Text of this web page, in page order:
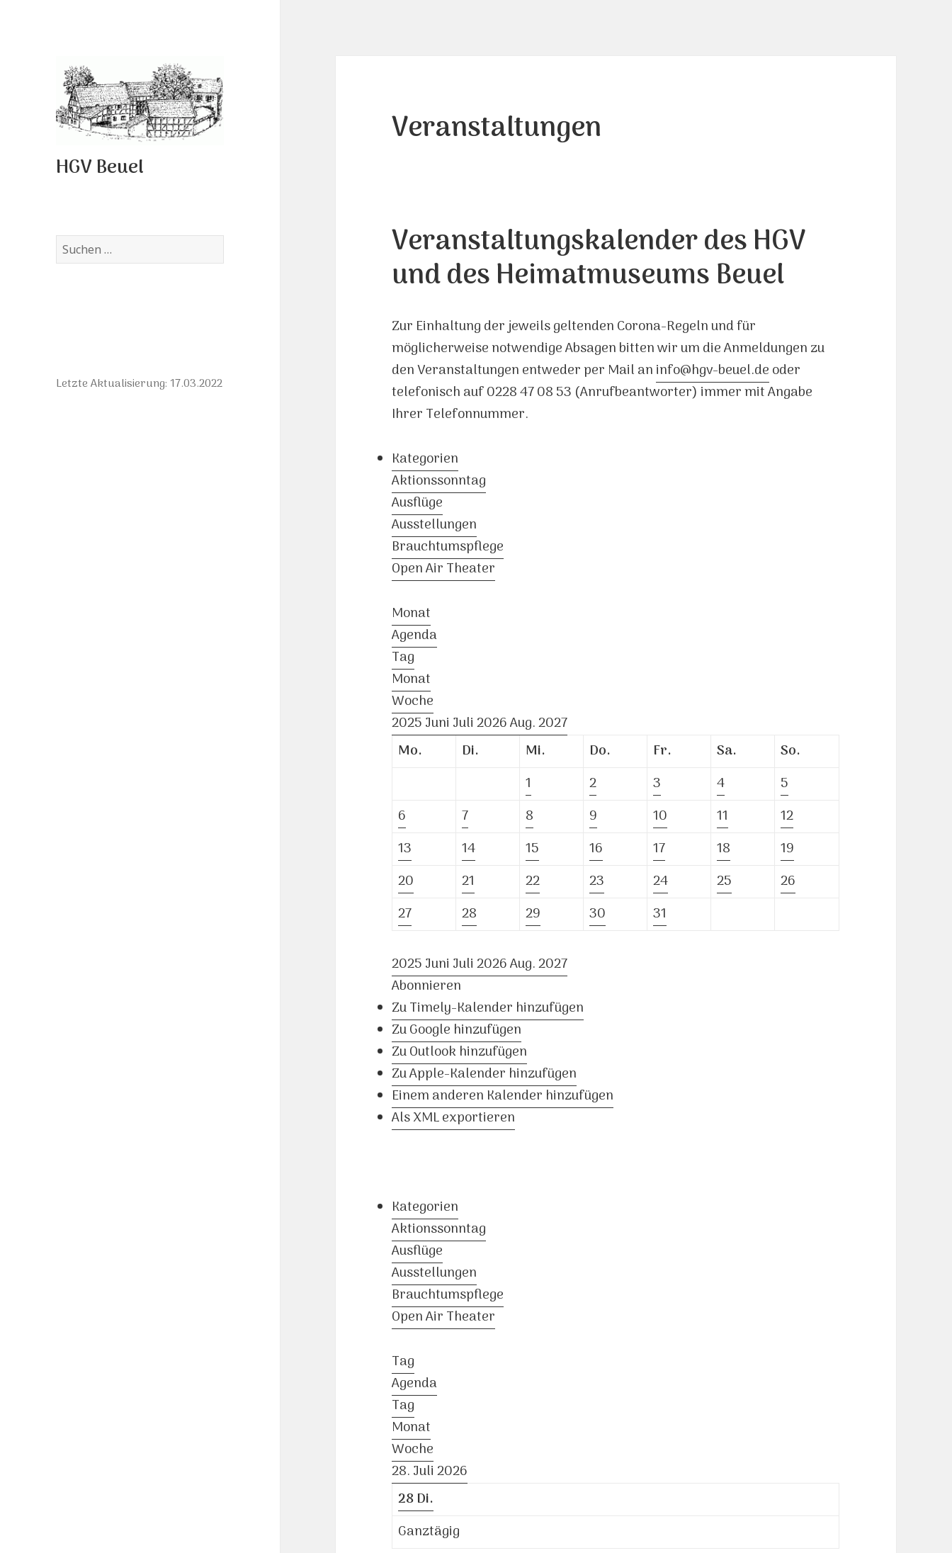
HGV Beuel
Suchen
nach:
Letzte Aktualisierung: 17.03.2022
Veranstaltungen
Veranstaltungskalender des HGV
und des Heimatmuseums Beuel
Zur Einhaltung der jeweils geltenden Corona-Regeln und für
möglicherweise notwendige Absagen bitten wir um die Anmeldungen zu
den Veranstaltungen entweder per Mail aninfo@hgv-beuel.deoder
telefonisch auf 0228 47 08 53 (Anrufbeantworter) immer mit Angabe
Ihrer Telefonnummer.
Kategorien
Aktionssonntag
Ausflüge
Ausstellungen
Brauchtumspflege
Open Air Theater
Monat
Agenda
Tag
Monat
Woche
2025Juni Juli 2026Aug.2027
Mo.
Di. Mi. Do. Fr. Sa.
So.
1
2 3 4
5
6
7 8 9 10 11
12
13
14 15 16 17 18
19
20
21 22 23 24 25
26
27
28 29 30 31
2025Juni Juli 2026Aug.2027
Abonnieren
Zu Timely-Kalender hinzufügen
Zu Google hinzufügen
Zu Outlook hinzufügen
Zu Apple-Kalender hinzufügen
Einem anderen Kalender hinzufügen
Als XML exportieren
Kategorien
Aktionssonntag
Ausflüge
Ausstellungen
Brauchtumspflege
Open Air Theater
Tag
Agenda
Tag
Monat
Woche
28. Juli 2026
28Di.
Ganztägig